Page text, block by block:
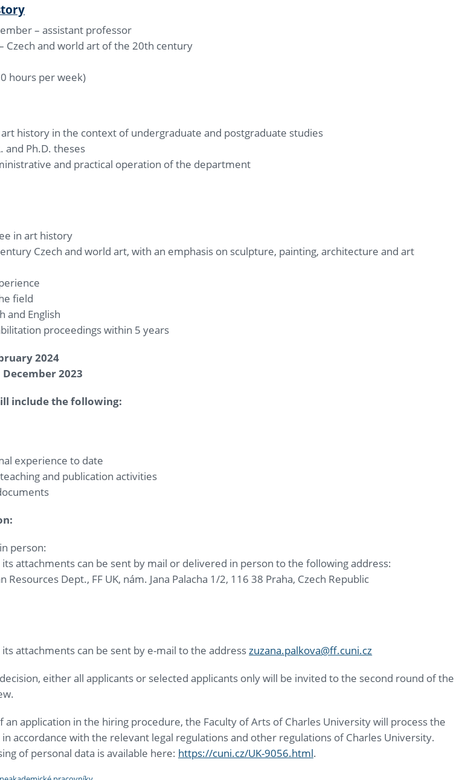
– assistant professor
Czech and world art of the 20th century
hours per week)
history in the context of undergraduate and postgraduate studies
and Ph.D. theses
and practical operation of the department
in art history
Czech and world art, with an emphasis on sculpture, painting, architecture and art
field
and English
proceedings within 5 years
2024
December 2023
include the following:
experience to date
and publication activities
person:
attachments can be sent by mail or delivered in person to the following address:
Resources Dept., FF UK, nám. Jana Palacha 1/2, 116 38 Praha, Czech Republic
attachments can be sent by e-mail to the addresszuzana.palkova@ff.cuni.cz
either all applicants or selected applicants only will be invited to the second round of the
an application in the hiring procedure, the Faculty of Arts of Charles University will process the
accordance with the relevant legal regulations and other regulations of Charles University.
of personal data is available here: https://cuni.cz/UK-9056.html.